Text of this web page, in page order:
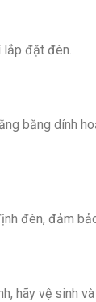
lắp đặt đèn.
băng dính
đèn, đảm
hãy vệ sinh